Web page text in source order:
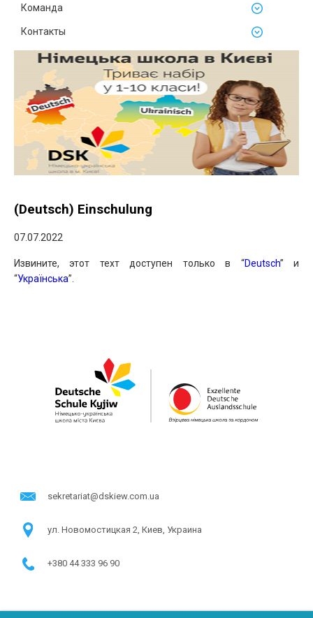
Команда
Контакты
(Deutsch) Einschulung
07.07.2022
Извините, этот техт доступен только в “Deutsch” и
“Українська”.
sekretariat@dskiew.com.ua
ул. Новомостицкая 2, Киев, Украина
+380 44 333 96 90